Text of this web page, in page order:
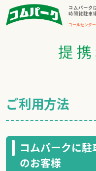
コムパーク
時間貸駐車
コールセンター
ご利用方法
コムパークに
のお客様